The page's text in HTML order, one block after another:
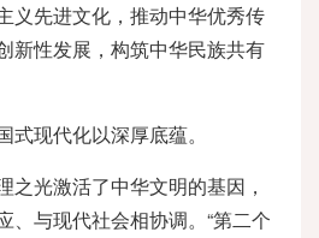
义先进文化，推动中华优秀传
新性发展，构筑中华民族共有
式现代化以深厚底蕴。
之光激活了中华文明的基因，
、与现代社会相协调。“第二个